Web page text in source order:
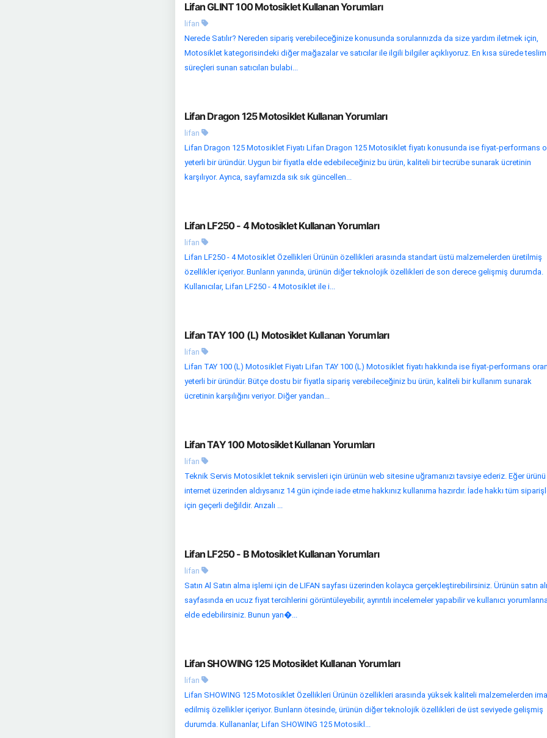
Lifan GLINT 100 Motosiklet Kullanan Yorumları
lifan
Nerede Satılır? Nereden sipariş verebileceğinize konusunda sorularınızda da size yardım iletmek için,
Motosiklet kategorisindeki diğer mağazalar ve satıcılar ile ilgili bilgiler açıklıyoruz. En kısa sürede
süreçleri sunan satıcıları bulabi...
Lifan Dragon 125 Motosiklet Kullanan Yorumları
lifan
Lifan Dragon 125 Motosiklet Fiyatı Lifan Dragon 125 Motosiklet fiyatı konusunda ise fiyat-performans
yeterli bir üründür. Uygun bir fiyatla elde edebileceğiniz bu ürün, kaliteli bir tecrübe sunarak ücretinin
karşılıyor. Ayrıca, sayfamızda sık sık güncellen...
Lifan LF250 - 4 Motosiklet Kullanan Yorumları
lifan
Lifan LF250 - 4 Motosiklet Özellikleri Ürünün özellikleri arasında standart üstü malzemelerden üretilmiş
özellikler içeriyor. Bunların yanında, ürünün diğer teknolojik özellikleri de son derece gelişmiş durumda.
Kullanıcılar, Lifan LF250 - 4 Motosiklet ile i...
Lifan TAY 100 (L) Motosiklet Kullanan Yorumları
lifan
Lifan TAY 100 (L) Motosiklet Fiyatı Lifan TAY 100 (L) Motosiklet fiyatı hakkında ise fiyat-performans
yeterli bir üründür. Bütçe dostu bir fiyatla sipariş verebileceğiniz bu ürün, kaliteli bir kullanım sunarak
ücretinin karşılığını veriyor. Diğer yandan...
Lifan TAY 100 Motosiklet Kullanan Yorumları
lifan
Teknik Servis Motosiklet teknik servisleri için ürünün web sitesine uğramanızı tavsiye ederiz. Eğer ürünü
internet üzerinden aldıysanız 14 gün içinde iade etme hakkınız kullanıma hazırdır. İade hakkı tüm
için geçerli değildir. Arızalı ...
Lifan LF250 - B Motosiklet Kullanan Yorumları
lifan
Satın Al Satın alma işlemi için de LIFAN sayfası üzerinden kolayca gerçekleştirebilirsiniz. Ürünün satın
sayfasında en ucuz fiyat tercihlerini görüntüleyebilir, ayrıntılı incelemeler yapabilir ve kullanıcı
elde edebilirsiniz. Bunun yan�...
Lifan SHOWING 125 Motosiklet Kullanan Yorumları
lifan
Lifan SHOWING 125 Motosiklet Özellikleri Ürünün özellikleri arasında yüksek kaliteli malzemelerden
edilmiş özellikler içeriyor. Bunların ötesinde, ürünün diğer teknolojik özellikleri de üst seviyede gelişmiş
durumda. Kullananlar, Lifan SHOWING 125 Motosikl...